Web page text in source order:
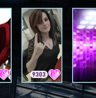
9303